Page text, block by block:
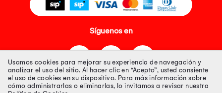
Síguenos en
Usamos cookies para mejorar su experiencia de navegación y
analizar el uso del sitio. Al hacer clic en “Acepto”, usted consiente
el uso de cookies en su dispositivo. Para más información sobre
cómo administrarlas o eliminarlas, lo invitamos a revisar nuestra